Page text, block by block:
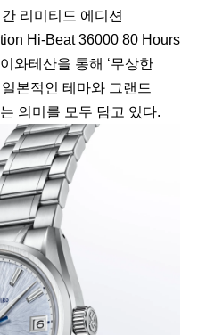
리미티드 에디션
Hi-Beat 36000 80 Hours
와테산을 통해 ‘무상한
본적인 테마와 그랜드
의미를 모두 담고 있다.